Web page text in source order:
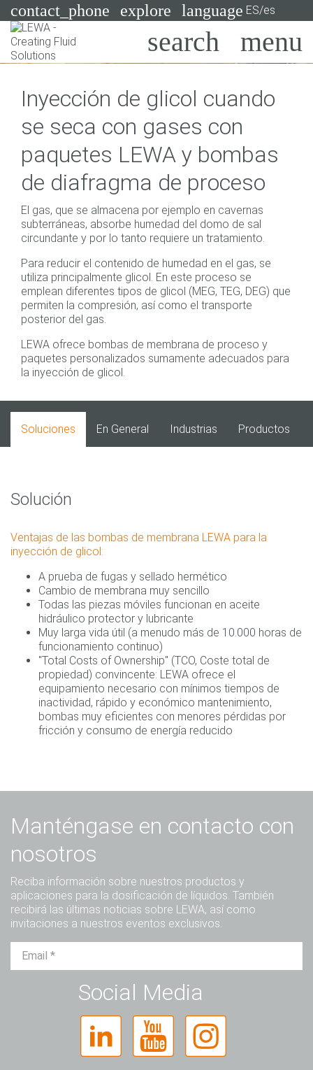
contact_phone explore language ES/es
Sistemas
Industrias
Aplicaciones
Servicios
Asesoramiento
Inyección de glicol cuando
se seca con gases con
paquetes LEWA y bombas
de diafragma de proceso
El gas, que se almacena por ejemplo en cavernas
subterráneas, absorbe humedad del domo de sal
circundante y por lo tanto requiere un tratamiento.
Para reducir el contenido de humedad en el gas, se
utiliza principalmente glicol. En este proceso se
emplean diferentes tipos de glicol (MEG, TEG, DEG) que
permiten la compresión, así como el transporte
posterior del gas.
LEWA ofrece bombas de membrana de proceso y
paquetes personalizados sumamente adecuados para
la inyección de glicol.
Soluciones En General Industrias Productos
Solución
Ventajas de las bombas de membrana LEWA para la
inyección de glicol:
A prueba de fugas y sellado hermético
Cambio de membrana muy sencillo
Todas las piezas móviles funcionan en aceite
hidráulico protector y lubricante
Muy larga vida útil (a menudo más de 10.000 horas de
funcionamiento continuo)
"Total Costs of Ownership" (TCO, Coste total de
propiedad) convincente: LEWA ofrece el
equipamiento necesario con mínimos tiempos de
inactividad, rápido y económico mantenimiento,
bombas muy eficientes con menores pérdidas por
fricción y consumo de energía reducido
Manténgase en contacto con
nosotros
Reciba información sobre nuestros productos y
aplicaciones para la dosificación de líquidos. También
recibirá las últimas noticias sobre LEWA, así como
invitaciones a nuestros eventos exclusivos.
Sra. Diverso
Social Media